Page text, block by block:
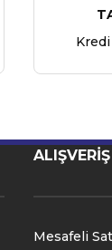
ALIŞVERİŞ
Mesafeli